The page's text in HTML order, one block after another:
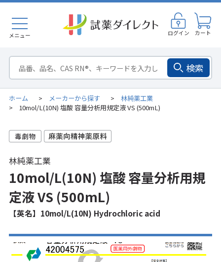
メニュー ログイン カート
検索
ホーム > メーカーから探す > 林純薬工業
> 10mol/L(10N) 塩酸 容量分析用規定液 VS (500mL)
林純薬工業
10mol/L(10N) 塩酸 容量分析用規
定液 VS (500mL)
【英名】10mol/L(10N) Hydrochloric acid